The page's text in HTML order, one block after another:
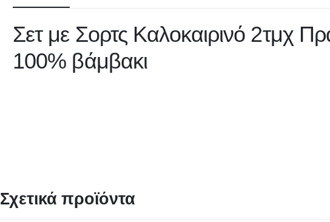
Σετ με Σορτς Καλοκαιρινό 2τμχ
100% βάμβακι
Σχετικά προϊόντα